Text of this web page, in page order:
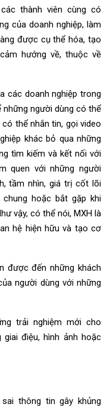
thành viên cùng có
của doanh nghiệp, làm
được cụ thể hóa, tạo
hướng về, thuộc về
các doanh nghiệp trong
những người dùng có thể
thể nhắn tin, gọi video
khác bỏ qua những
tìm kiếm và kết nối với
quen với những người
tầm nhìn, giá trị cốt lõi
hoặc bắt gặp khi
vậy, có thể nói, MXH là
hệ hiện hữu và tạo cơ
được đến những khách
người dùng với những
trải nghiệm mới cho
giai điệu, hình ảnh hoặc
thông tin gây khủng